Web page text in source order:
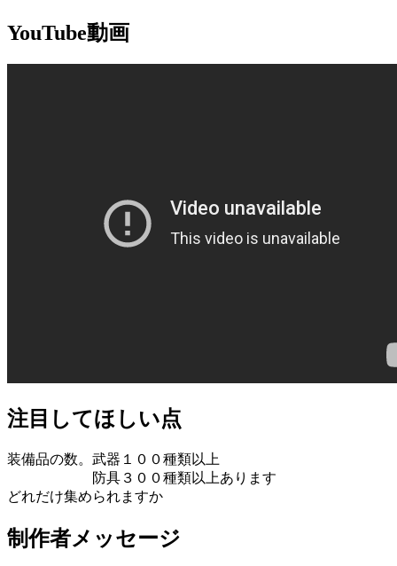
YouTube動画
注目してほしい点
装備品の数。武器１００種類以上
防具３００種類以上あります
どれだけ集められますか
制作者メッセージ